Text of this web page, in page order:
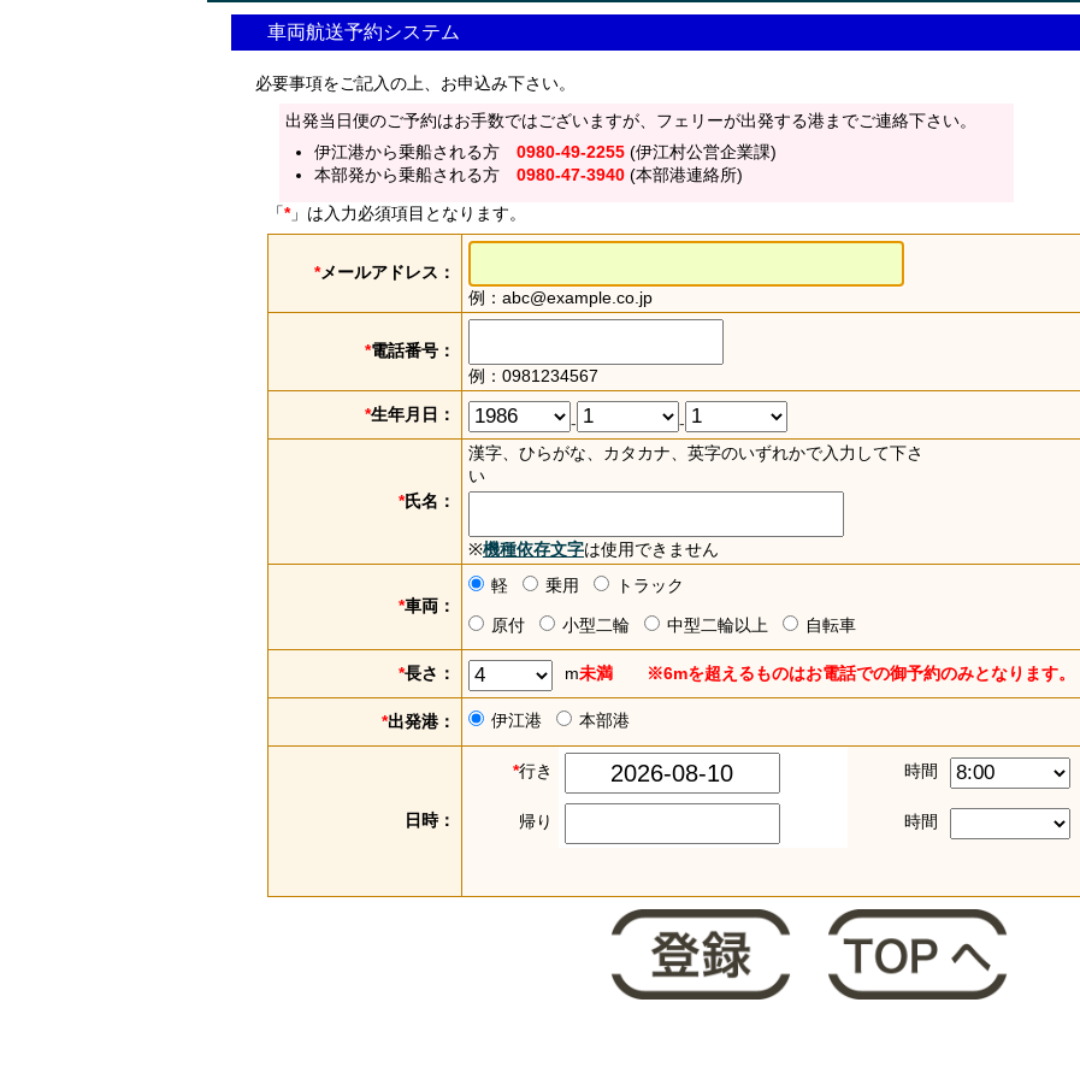
車両航送予約システム
必要事項をご記入の上、お申込み下さい。
出発当日便のご予約はお手数ではございますが、フェリーが出発する港までご連絡下さい。
伊江港から乗船される方 0980-49-2255 (伊江村公営企業課)
本部発から乗船される方 0980-47-3940 (本部港連絡所)
「*」は入力必須項目となります。
*メールアドレス：
例：abc@example.co.jp
*電話番号：
例：0981234567
*生年月日： - -
*氏名：
漢字、ひらがな、カタカナ、英字のいずれかで入力して下さ
い
※機種依存文字は使用できません
*車両：
軽 乗用 トラック
原付 小型二輪 中型二輪以上 自転車
*長さ： m未満 ※6mを超えるものはお電話での御予約のみとなります。
*出発港： 伊江港 本部港
日時：
*行き 時間
帰り 時間